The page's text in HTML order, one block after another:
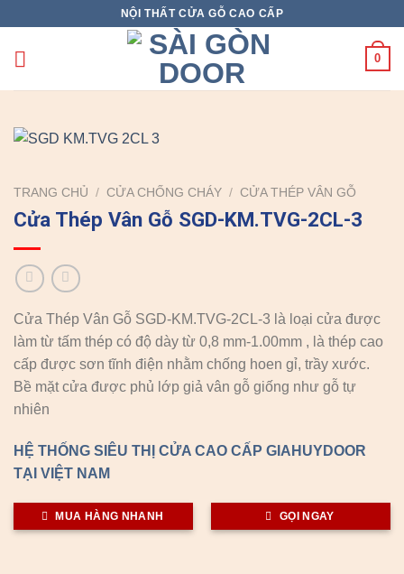
content
NỘI THẤT CỬA GỖ CAO CẤP
0
TRANG CHỦ / CỬA CHỐNG CHÁY / CỬA THÉP VÂN GỖ
Cửa Thép Vân Gỗ SGD-KM.TVG-2CL-3
Cửa Thép Vân Gỗ SGD-KM.TVG-2CL-3 là loại cửa được
làm từ tấm thép có độ dày từ 0,8 mm-1.00mm , là thép cao
cấp được sơn tĩnh điện nhằm chống hoen gỉ, trầy xước.
Bề mặt cửa được phủ lớp giả vân gỗ giống như gỗ tự
nhiên
HỆ THỐNG SIÊU THỊ CỬA CAO CẤP GIAHUYDOOR
TẠI VIỆT NAM
MUA HÀNG NHANH GỌI NGAY